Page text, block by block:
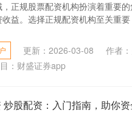
正规股票配资机构扮演着重要
益。选择正规配资机构至关重
更新：2026-03-08
作者
： 财盛证券app
炒股配资：入门指南，助你